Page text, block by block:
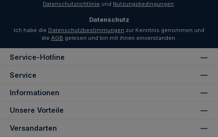
Datenschutzrichtlinie und Nutzungsbedingungen.
Datenschutz
Ich habe die Datenschutzbestimmungen zur Kenntnis genommen und
die AGB gelesen und bin mit ihnen einverstanden.
Service-Hotline
Service
Informationen
Unsere Vorteile
Versandarten